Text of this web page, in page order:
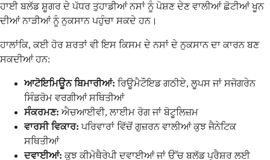
ਹਾਈ ਬਲੱਡ ਸ਼ੂਗਰ ਦੇ ਪੱਧਰ ਤੁਹਾਡੀਆਂ ਨਸਾਂ ਨੂੰ ਪੋਸ਼ਣ ਦੇਣ ਵਾਲੀਆਂ ਛੋਟੀਆਂ ਖੂਨ
ਦੀਆਂ ਨਾੜੀਆਂ ਨੂੰ ਨੁਕਸਾਨ ਪਹੁੰਚਾ ਸਕਦੇ ਹਨ।
ਹਾਲਾਂਕਿ, ਕਈ ਹੋਰ ਸ਼ਰਤਾਂ ਵੀ ਇਸ ਕਿਸਮ ਦੇ ਨਸਾਂ ਦੇ ਨੁਕਸਾਨ ਦਾ ਕਾਰਨ ਬਣ
ਸਕਦੀਆਂ ਹਨ:
ਆਟੋਇਮਿਊਨ ਬਿਮਾਰੀਆਂ: ਰਿਊਮੈਟੌਇਡ ਗਠੀਏ, ਲੂਪਸ ਜਾਂ ਸਜੋਗਰੇਨ
ਸਿੰਡਰੋਮ ਵਰਗੀਆਂ ਸਥਿਤੀਆਂ
ਸੰਕਰਮਣ: ਐਚਆਈਵੀ, ਲਾਈਮ ਰੋਗ ਜਾਂ ਬੋਟੂਲਿਜ਼ਮ
ਵਾਰਸੀ ਵਿਕਾਰ: ਪਰਿਵਾਰਾਂ ਵਿੱਚੋਂ ਗੁਜ਼ਰਨ ਵਾਲੀਆਂ ਕੁਝ ਜੈਨੇਟਿਕ
ਸਥਿਤੀਆਂ
ਦਵਾਈਆਂ: ਕੁਝ ਕੀਮੋਥੈਰੇਪੀ ਦਵਾਈਆਂ ਜਾਂ ਉੱਚ ਬਲੱਡ ਪ੍ਰੈਸ਼ਰ ਲਈ